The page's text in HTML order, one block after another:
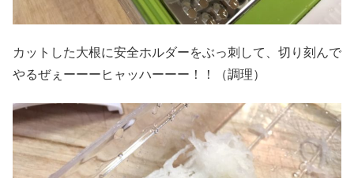
カットした大根に安全ホルダーをぶっ刺して、切り刻んで
やるぜぇーーーヒャッハーーー！！（調理）